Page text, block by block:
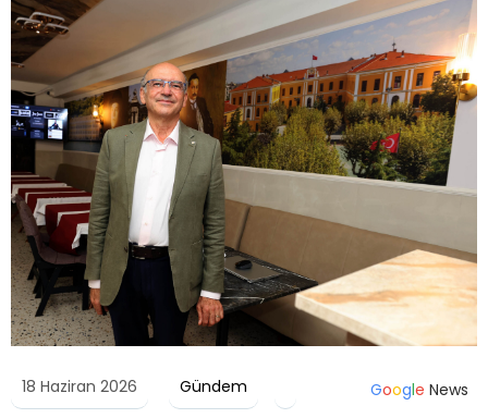
18 Haziran 2026 Gündem Google News